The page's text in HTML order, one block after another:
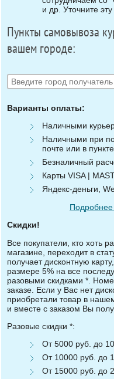
и др. Уточните
Пункты самовывоза
вашем городе:
Варианты оплаты:
Наличными
Наличными при
почте или в
Безналичный
Карты VISA |
Яндекс-деньги,
Подробнее
Скидки!
Все покупатели, кто хоть
магазине, переходит в
получает дисконтную
размере 5% на все
разовыми скидками *.
заказе. Если у Вас нет
приобретали товар в
и вместе с заказом Вы
Разовые скидки *:
От 5000 руб. до
От 10000 руб. до
От 15000 руб. до